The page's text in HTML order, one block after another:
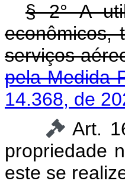
§ 2° A
econômicos,
serviços
pela Medida
14.368, de
Art.
propriedade
este se